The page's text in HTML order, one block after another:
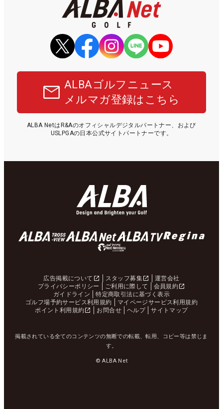
ALBAゴルフニュース
メルマガ登録はこちら
ALBA NetはR&Aのオフィシャルデジタルパートナー、および
USLPGAの日本公式サイトパートナーです。
広告掲載について スタッフ募集
運営会社
プライバシーポリシー
ご利用に際して
会員規約
ガイドライン
特定商取引法に基づく表示
ゴルフ場予約サービス利用規約
マイページサービス利用規約
ポイント利用規約
お問合せ ヘルプ サイトマップ
掲載されている全てのコンテンツの無断での転載、転用、コピー等は禁じま
す。
© ALBA Net